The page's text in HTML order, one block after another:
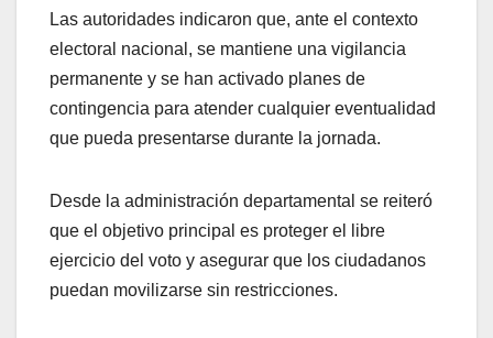
Las autoridades indicaron que, ante el contexto
electoral nacional, se mantiene una vigilancia
permanente y se han activado planes de
contingencia para atender cualquier eventualidad
que pueda presentarse durante la jornada.
Desde la administración departamental se reiteró
que el objetivo principal es proteger el libre
ejercicio del voto y asegurar que los ciudadanos
puedan movilizarse sin restricciones.